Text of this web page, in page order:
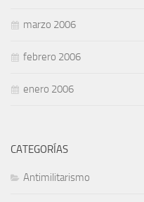
marzo 2006
febrero 2006
enero 2006
CATEGORÍAS
Antimilitarismo